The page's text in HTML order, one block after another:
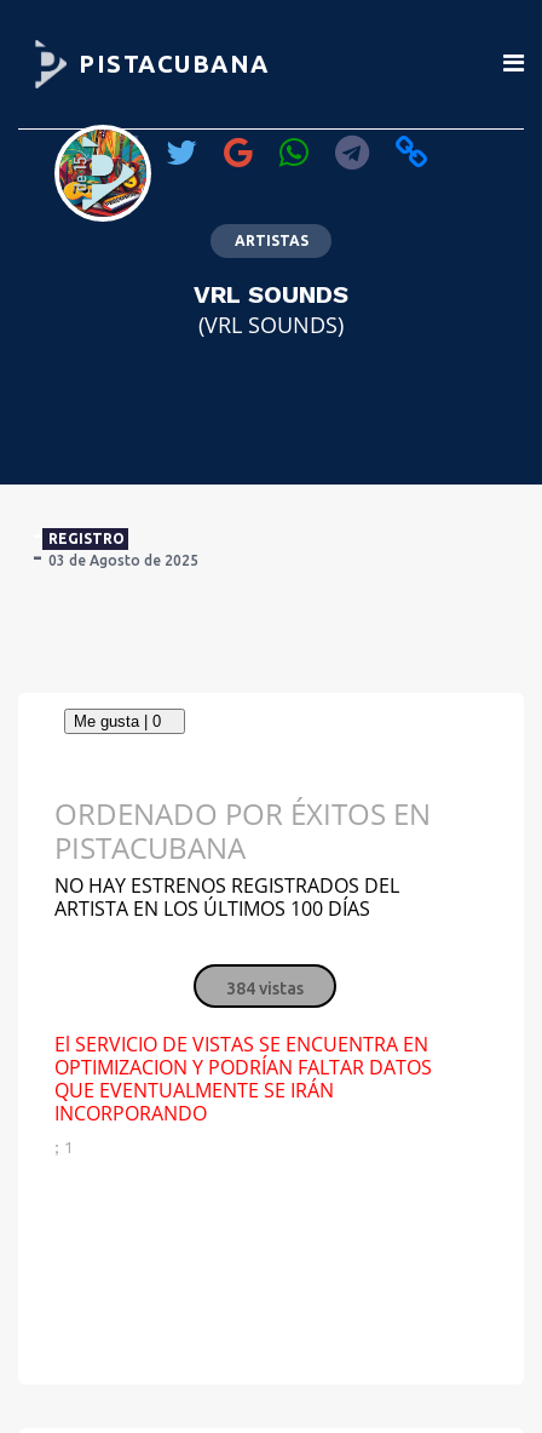
PISTACUBANA
ARTISTAS
VRL SOUNDS
(VRL SOUNDS)
REGISTRO
03 de Agosto de 2025
ORDENADO POR ÉXITOS EN
PISTACUBANA
NO HAY ESTRENOS REGISTRADOS DEL
ARTISTA EN LOS ÚLTIMOS 100 DÍAS
384 vistas
El SERVICIO DE VISTAS SE ENCUENTRA EN
OPTIMIZACION Y PODRÍAN FALTAR DATOS
QUE EVENTUALMENTE SE IRÁN
INCORPORANDO
; 1